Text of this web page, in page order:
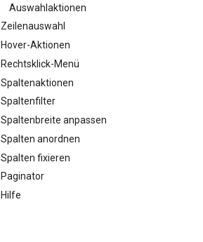
Auswahlaktionen
Zeilenauswahl
Hover-Aktionen
Rechtsklick-Menü
Spaltenaktionen
Spaltenfilter
Spaltenbreite anpassen
Spalten anordnen
Spalten fixieren
Paginator
Hilfe